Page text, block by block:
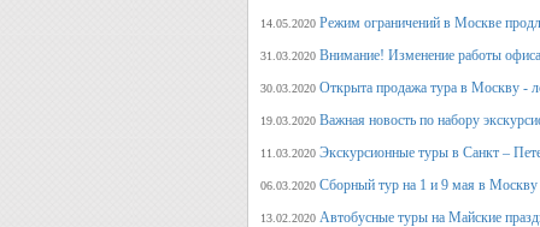
14.05.2020 Режим ограничений в Москве
31.03.2020 Внимание! Изменение работы
30.03.2020 Открыта продажа тура в Москву -
19.03.2020 Важная новость по набору
11.03.2020 Экскурсионные туры в Санкт –
06.03.2020 Сборный тур на 1 и 9 мая в Москву
13.02.2020 Автобусные туры на Майские